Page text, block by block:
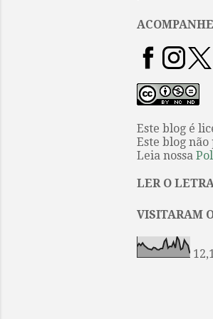
Este blog é
Este blog
Leia nossa
LER O
VISITARAM